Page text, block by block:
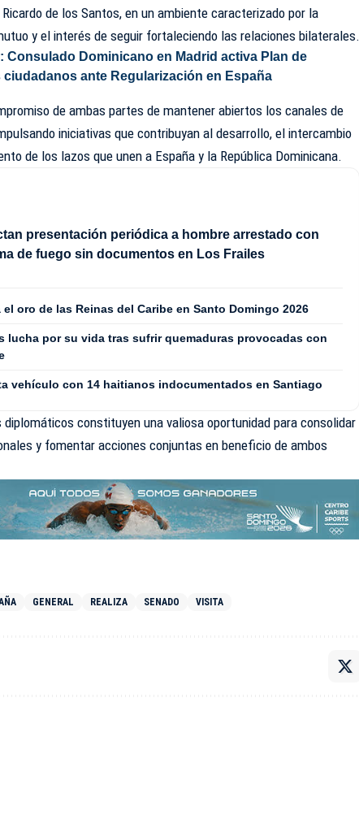
de los Santos, en un ambiente caracterizado por la
y el interés de seguir fortaleciendo las relaciones bilaterales.
Consulado Dominicano en Madrid activa Plan de
ante Regularización en España
de ambas partes de mantener abiertos los canales de
iniciativas que contribuyan al desarrollo, el intercambio
de los lazos que unen a España y la República Dominicana.
presentación periódica a hombre arrestado con
de fuego sin documentos en Los Frailes
oro de las Reinas del Caribe en Santo Domingo 2026
lucha por su vida tras sufrir quemaduras provocadas con
vehículo con 14 haitianos indocumentados en Santiago
constituyen una valiosa oportunidad para consolidar
y fomentar acciones conjuntas en beneficio de ambos
GENERAL REALIZA SENADO VISITA